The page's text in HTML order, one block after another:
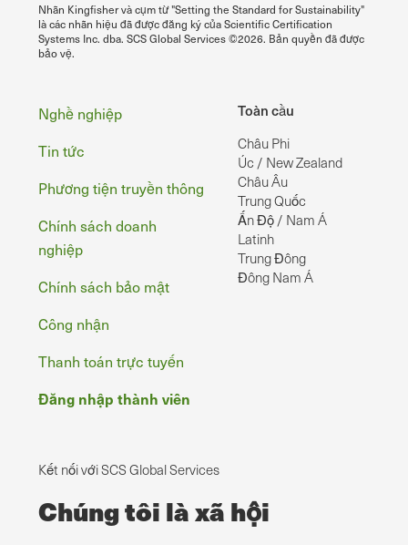
Nhãn Kingfisher và cụm từ "Setting the Standard for Sustainability"
là các nhãn hiệu đã được đăng ký của Scientific Certification
Systems Inc. dba. SCS Global Services ©2026. Bản quyền đã được
bảo vệ.
Toàn cầu
Châu Phi
Úc / New Zealand
Châu Âu
Trung Quốc
Ấn Độ / Nam Á
Latinh
Trung Đông
Đông Nam Á
Chân
Nghề nghiệp
Tin tức
Phương tiện truyền thông
Chính sách doanh
nghiệp
Chính sách bảo mật
Công nhận
Thanh toán trực tuyến
Đăng nhập thành viên
Kết nối với SCS Global Services
Chúng tôi là xã hội